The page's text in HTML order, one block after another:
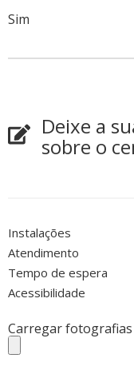
Sim
Deixe a
sobre o
Instalações
Atendimento
Tempo de espera
Acessibilidade
Carregar fotografias